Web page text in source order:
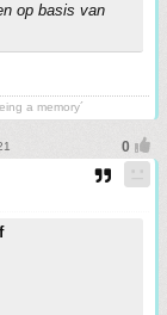
op basis van
a memory´